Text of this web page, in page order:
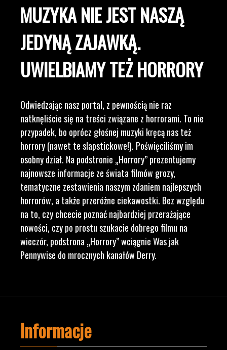
MUZYKA NIE JEST NASZĄ
JEDYNĄ ZAJAWKĄ.
UWIELBIAMY TEŻ HORRORY
Odwiedzając nasz portal, z pewnością nie raz
natknęliście się na treści związane z horrorami. To nie
przypadek, bo oprócz głośnej muzyki kręcą nas też
horrory (nawet te slapstickowe!). Poświęciliśmy im
osobny dział. Na podstronie „Horrory” prezentujemy
najnowsze informacje ze świata filmów grozy,
tematyczne zestawienia naszym zdaniem najlepszych
horrorów, a także przeróżne ciekawostki. Bez względu
na to, czy chcecie poznać najbardziej przerażające
nowości, czy po prostu szukacie dobrego filmu na
wieczór, podstrona „Horrory” wciągnie Was jak
Pennywise do mrocznych kanałów Derry.
Informacje